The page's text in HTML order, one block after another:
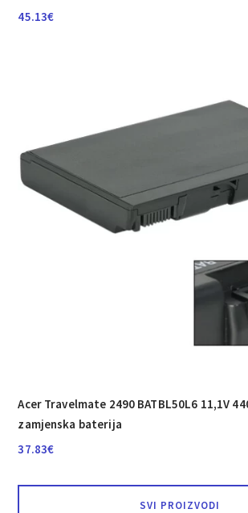
45.13€
Acer Travelmate 2490 BATBL50L6 11,1V
zamjenska baterija
37.83€
SVI PROIZVODI